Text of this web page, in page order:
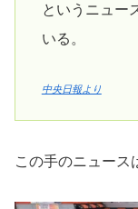
というニュー
いる。
中央日報より
この手のニュース